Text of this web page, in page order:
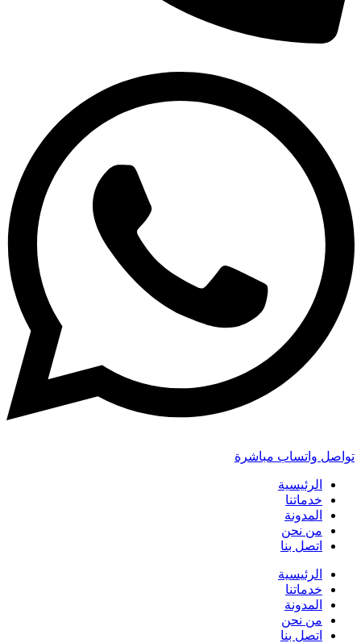
تواصل واتساب مباشرة
الرئيسية
خدماتنا
المدونة
من نحن
اتصل بنا
الرئيسية
خدماتنا
المدونة
من نحن
اتصل بنا